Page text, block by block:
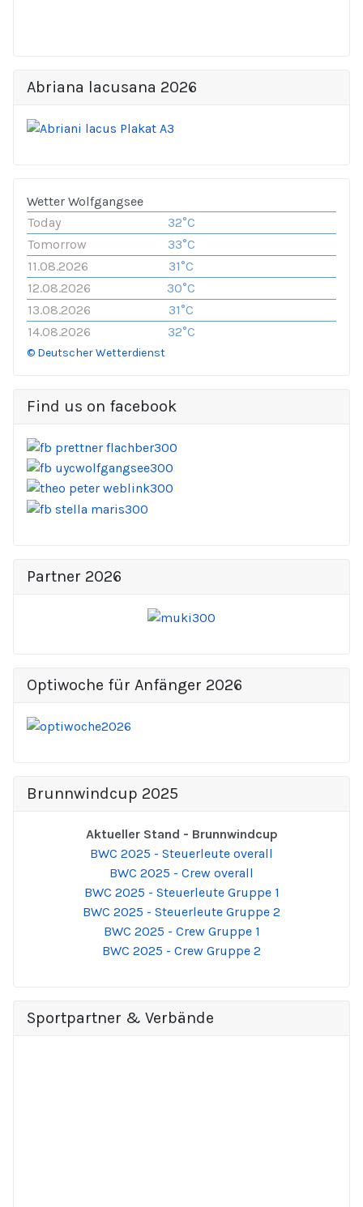
Abriana lacusana 2026
Wetter Wolfgangsee
Today
32°C
Tomorrow
33°C
11.08.2026
31°C
12.08.2026
30°C
13.08.2026
31°C
14.08.2026
32°C
© Deutscher Wetterdienst
Find us on facebook
Partner 2026
Optiwoche für Anfänger 2026
Brunnwindcup 2025
Aktueller Stand - Brunnwindcup
BWC 2025 - Steuerleute overall
BWC 2025 - Crew overall
BWC 2025 - Steuerleute Gruppe 1
BWC 2025 - Steuerleute Gruppe 2
BWC 2025 - Crew Gruppe 1
BWC 2025 - Crew Gruppe 2
Sportpartner & Verbände